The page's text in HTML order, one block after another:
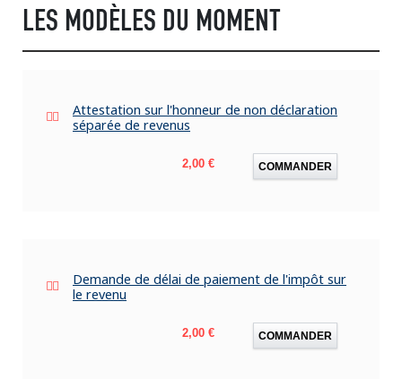
LES MODÈLES DU MOMENT
Attestation sur l'honneur de non déclaration
séparée de revenus
Prix
2,00 € COMMANDER
Demande de délai de paiement de l'impôt sur
le revenu
Prix
2,00 € COMMANDER